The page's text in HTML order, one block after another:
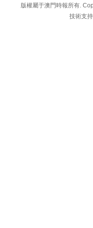
版權屬于澳門時報所有.
技術支